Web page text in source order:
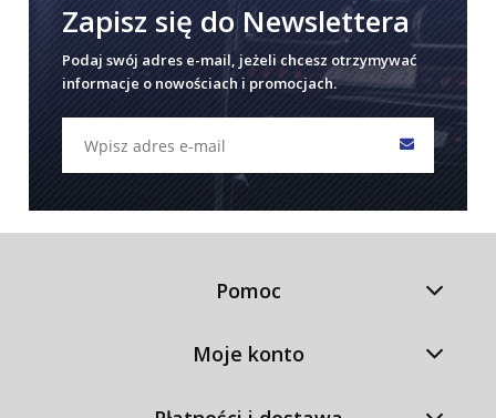
Zapisz się do Newslettera
Podaj swój adres e-mail, jeżeli chcesz otrzymywać
informacje o nowościach i promocjach.
Pomoc
Moje konto